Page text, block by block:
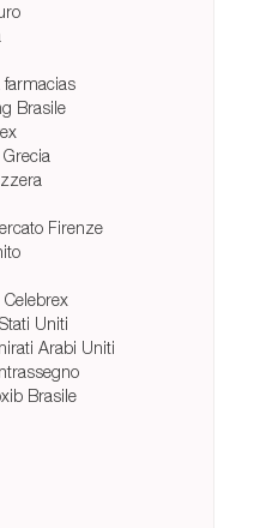
Brasile
Firenze
Uniti
Arabi Uniti
Brasile